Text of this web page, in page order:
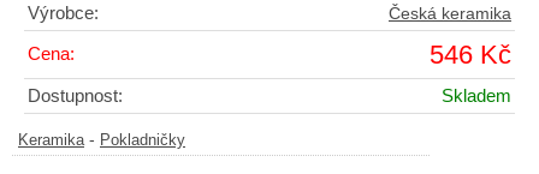
Výrobce:
Česká keramika
Cena: 546 Kč
Dostupnost: Skladem
Keramika - Pokladničky